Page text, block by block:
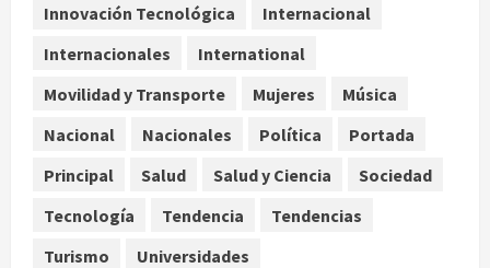
4
brote de salmonelosis en EU
agosto 7, 2026
Ángela Buitrago señala videos
agosto 7, 2026
Innovación Tecnológica
Internacional
Internacionales
International
Movilidad y Transporte
Mujeres
Música
Nacional
Nacionales Política
Portada
Principal
Salud Salud y Ciencia
Sociedad
Tecnología
Tendencia
Tendencias
Turismo
Universidades